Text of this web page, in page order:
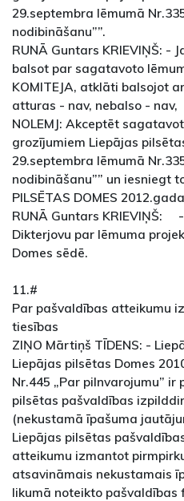
29.septembra lēmumā
nodibināšanu””.
RUNĀ Guntars KRIEVIŅŠ: -
balsot par sagatavoto
KOMITEJA, atklāti balsojot
atturas - nav, nebalso -
NOLEMJ: Akceptēt
grozījumiem Liepājas
29.septembra lēmumā
nodibināšanu”” un iesniegt
PILSĒTAS DOMES
RUNĀ Guntars KRIEVIŅŠ:
Dikterjovu par lēmuma
Domes sēdē.
11.#
Par pašvaldības atteikumu
tiesības
ZIŅO Mārtiņš TĪDENS: -
Liepājas pilsētas Domes
Nr.445 „Par pilnvarojumu” ir
pilsētas pašvaldības
(nekustamā īpašuma
Liepājas pilsētas
atteikumu izmantot
atsavināmais nekustamais
likumā noteikto pašvaldības